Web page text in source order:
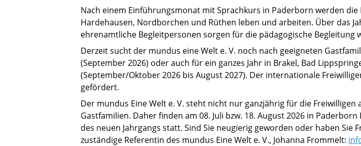
Nach einem Einführungsmonat mit Sprachkurs in Paderborn werden
Hardehausen, Nordborchen und Rüthen leben und arbeiten. Über das
ehrenamtliche Begleitpersonen sorgen für die pädagogische Begleitung
Derzeit sucht der mundus eine Welt e. V. noch nach geeigneten
(September 2026) oder auch für ein ganzes Jahr in Brakel, Bad
(September/Oktober 2026 bis August 2027). Der internationale
gefördert.
Der mundus Eine Welt e. V. steht nicht nur ganzjährig für die
Gastfamilien. Daher finden am 08. Juli bzw. 18. August 2026 in
des neuen Jahrgangs statt. Sind Sie neugierig geworden oder haben
zuständige Referentin des mundus Eine Welt e. V., Johanna Frommelt: